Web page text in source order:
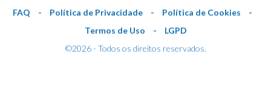
FAQ
- Política de Privacidade - Política de Cookies
-
Termos de Uso
-
LGPD
©2026 - Todos os direitos reservados.